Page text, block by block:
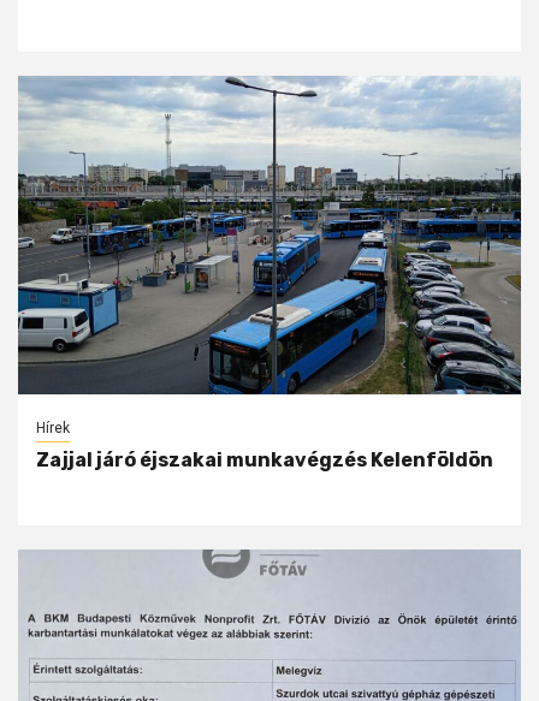
Hírek
Zajjal járó éjszakai munkavégzés Kelenföldön